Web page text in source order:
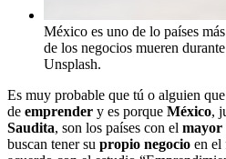
México es uno de lo países
de los negocios mueren
Unsplash.
Es muy probable que tú o alguien
de emprender y es porque México,
Saudita, son los países con el mayor
buscan tener su propio negocio en el